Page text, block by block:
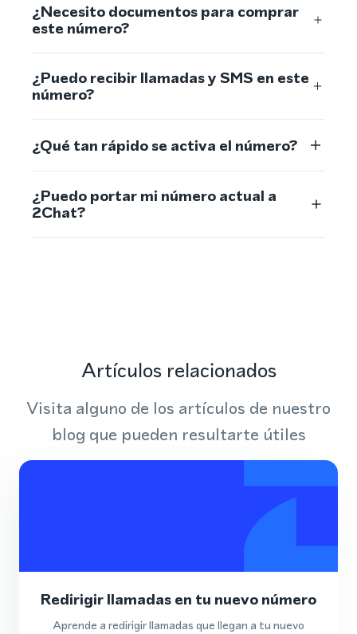
¿Necesito documentos para comprar
este número?
¿Puedo recibir llamadas y SMS en este
número?
¿Qué tan rápido se activa el número?
¿Puedo portar mi número actual a
2Chat?
Artículos relacionados
Visita alguno de los artículos de nuestro
blog que pueden resultarte útiles
Redirigir llamadas en tu nuevo número
Aprende a redirigir llamadas que llegan a tu nuevo